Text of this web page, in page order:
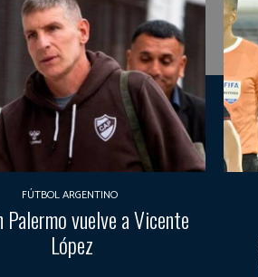
FÚTBOL ARGENTINO
vuelve a Vicente
López